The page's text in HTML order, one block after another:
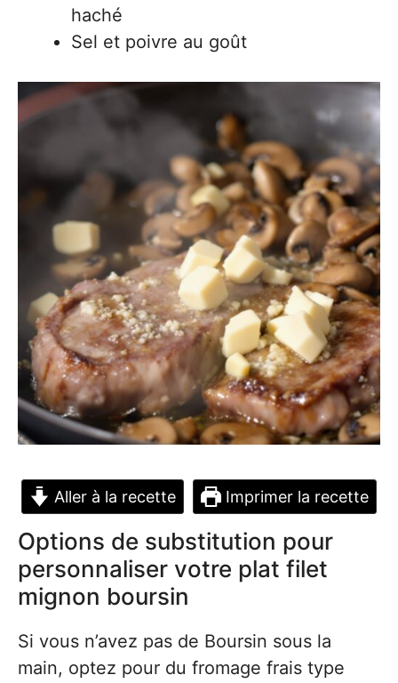
haché
Sel et poivre au goût
Aller à la recette Imprimer la recette
Options de substitution pour
personnaliser votre plat filet
mignon boursin
Si vous n’avez pas de Boursin sous la
main, optez pour du fromage frais type